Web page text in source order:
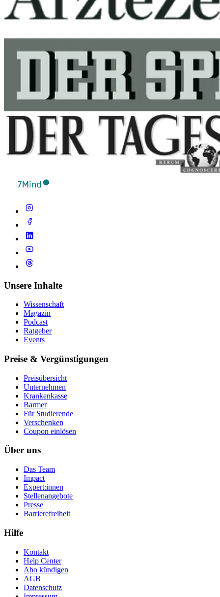
Unsere Inhalte
Wissenschaft
Magazin
Podcast
Ratgeber
Events
Preise & Vergünstigungen
Preisübersicht
Unternehmen
Krankenkasse
Barmer
Für Studierende
Ver­schen­ken
Coupon einlösen
Über uns
Das Team
Impact
Expert:innen
Stellenangebote
Presse
Barrierefreiheit
Hilfe
Kontakt
Help Center
Abo kündigen
AGB
Datenschutz